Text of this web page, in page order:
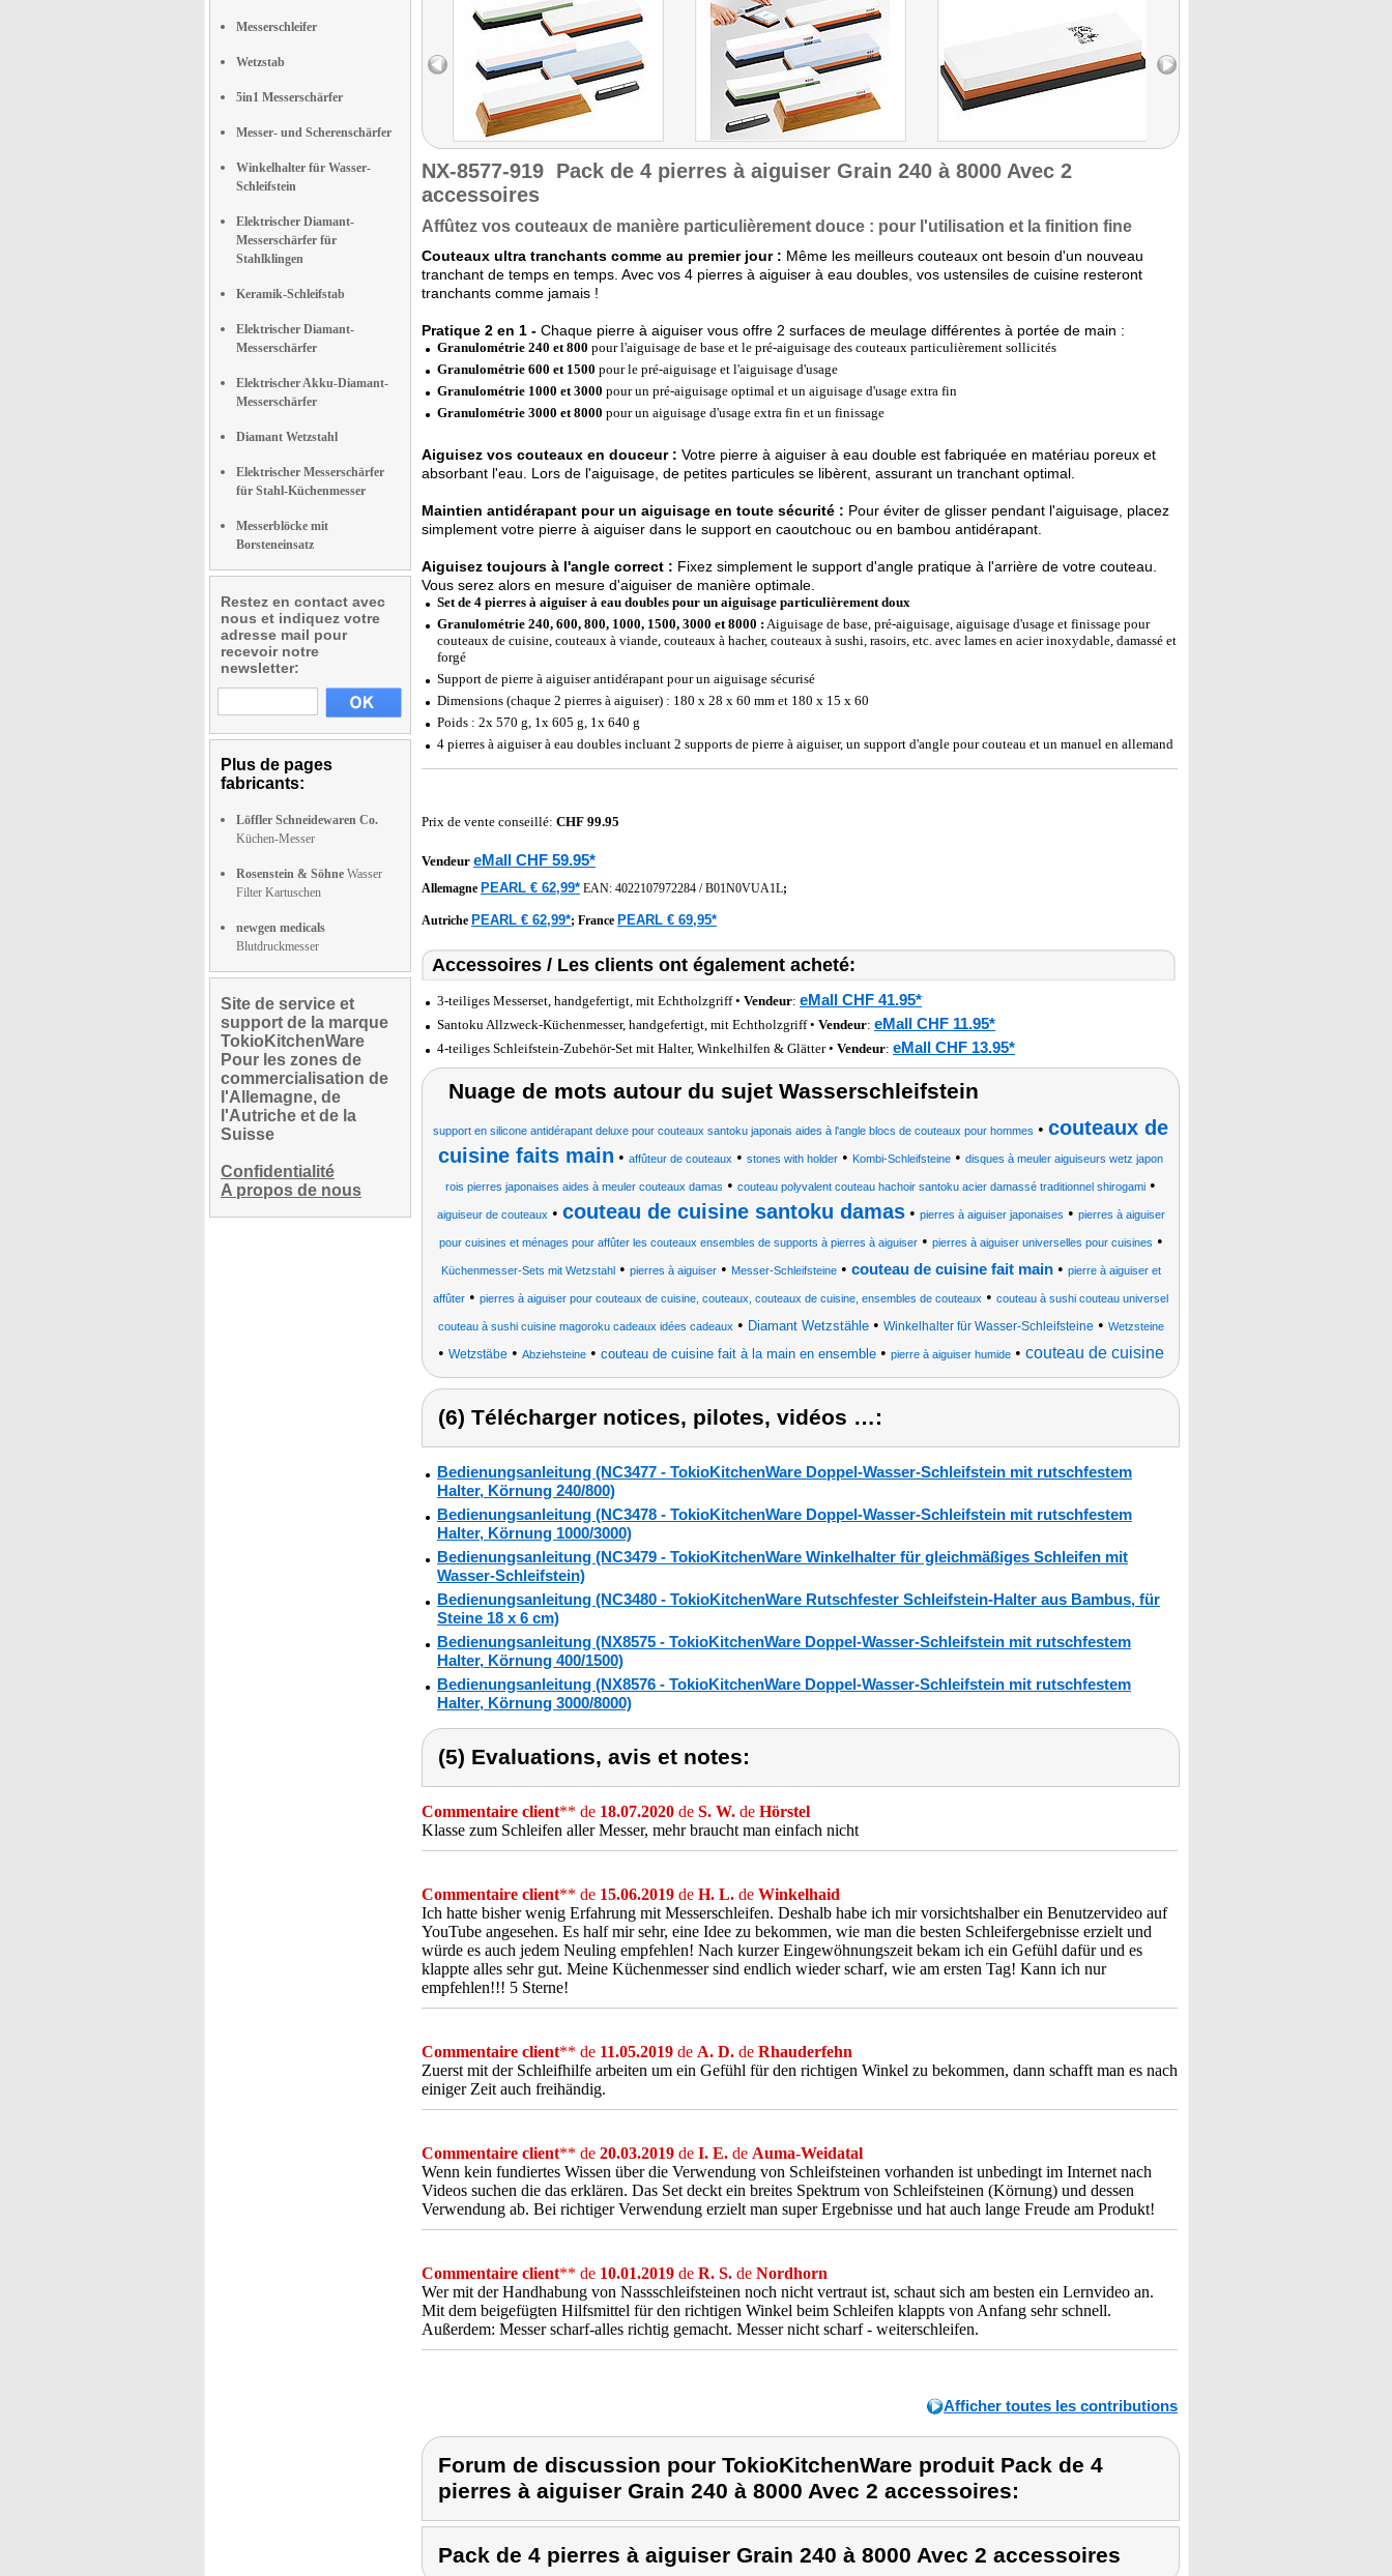
Messerschleifer
Wetzstab
5in1 Messerschärfer
Messer- und Scherenschärfer
Winkelhalter für Wasser-
Schleifstein
Elektrischer Diamant-
Messerschärfer für
Stahlklingen
Keramik-Schleifstab
Elektrischer Diamant-
Messerschärfer
Elektrischer Akku-Diamant-
Messerschärfer
Diamant Wetzstahl
Elektrischer Messerschärfer
für Stahl-Küchenmesser
Messerblöcke mit
Borsteneinsatz
Restez en contact avec
nous et indiquez votre
adresse mail pour
recevoir notre
newsletter:
Plus de pages
fabricants:
Löffler Schneidewaren Co.
Küchen-Messer
Rosenstein & Söhne Wasser
Filter Kartuschen
newgen medicals
Blutdruckmesser
Site de service et
support de la marque
TokioKitchenWare
Pour les zones de
commercialisation de
l'Allemagne, de
l'Autriche et de la
Suisse
Confidentialité
A propos de nous
NX-8577-919 Pack de 4 pierres à aiguiser Grain 240 à 8000 Avec 2
accessoires
Affûtez vos couteaux de manière particulièrement douce : pour l'utilisation et la finition fine
Couteaux ultra tranchants comme au premier jour : Même les meilleurs couteaux ont besoin d'un nouveau
tranchant de temps en temps. Avec vos 4 pierres à aiguiser à eau doubles, vos ustensiles de cuisine resteront
tranchants comme jamais !
Pratique 2 en 1 - Chaque pierre à aiguiser vous offre 2 surfaces de meulage différentes à portée de main :
Granulométrie 240 et 800 pour l'aiguisage de base et le pré-aiguisage des couteaux particulièrement sollicités
Granulométrie 600 et 1500 pour le pré-aiguisage et l'aiguisage d'usage
Granulométrie 1000 et 3000 pour un pré-aiguisage optimal et un aiguisage d'usage extra fin
Granulométrie 3000 et 8000 pour un aiguisage d'usage extra fin et un finissage
Aiguisez vos couteaux en douceur : Votre pierre à aiguiser à eau double est fabriquée en matériau poreux et
absorbant l'eau. Lors de l'aiguisage, de petites particules se libèrent, assurant un tranchant optimal.
Maintien antidérapant pour un aiguisage en toute sécurité : Pour éviter de glisser pendant l'aiguisage, placez
simplement votre pierre à aiguiser dans le support en caoutchouc ou en bambou antidérapant.
Aiguisez toujours à l'angle correct : Fixez simplement le support d'angle pratique à l'arrière de votre couteau.
Vous serez alors en mesure d'aiguiser de manière optimale.
Set de 4 pierres à aiguiser à eau doubles pour un aiguisage particulièrement doux
Granulométrie 240, 600, 800, 1000, 1500, 3000 et 8000 : Aiguisage de base, pré-aiguisage, aiguisage d'usage et finissage pour
couteaux de cuisine, couteaux à viande, couteaux à hacher, couteaux à sushi, rasoirs, etc. avec lames en acier inoxydable, damassé et
forgé
Support de pierre à aiguiser antidérapant pour un aiguisage sécurisé
Dimensions (chaque 2 pierres à aiguiser) : 180 x 28 x 60 mm et 180 x 15 x 60
Poids : 2x 570 g, 1x 605 g, 1x 640 g
4 pierres à aiguiser à eau doubles incluant 2 supports de pierre à aiguiser, un support d'angle pour couteau et un manuel en allemand
Prix de vente conseillé: CHF 99.95
Vendeur eMall CHF 59.95*
Allemagne PEARL € 62,99* EAN: 4022107972284 /B01N0VUA1L;
Autriche PEARL € 62,99*; France PEARL € 69,95*
Accessoires / Les clients ont également acheté:
3-teiliges Messerset, handgefertigt, mit Echtholzgriff • Vendeur: eMall CHF 41.95*
Santoku Allzweck-Küchenmesser, handgefertigt, mit Echtholzgriff • Vendeur: eMall CHF 11.95*
4-teiliges Schleifstein-Zubehör-Set mit Halter, Winkelhilfen & Glätter • Vendeur: eMall CHF 13.95*
Nuage de mots autour du sujet Wasserschleifstein
support en silicone antidérapant deluxe pour couteaux santoku japonais aides à l'angle blocs de couteaux pour hommes • couteaux de
cuisine faits main • affûteur de couteaux • stones with holder • Kombi-Schleifsteine • disques à meuler aiguiseurs wetz japon
rois pierres japonaises aides à meuler couteaux damas • couteau polyvalent couteau hachoir santoku acier damassé traditionnel shirogami •
aiguiseur de couteaux • couteau de cuisine santoku damas• pierres à aiguiser japonaises • pierres à aiguiser
pour cuisines et ménages pour affûter les couteaux ensembles de supports à pierres à aiguiser• pierres à aiguiser universelles pour cuisines •
Küchenmesser-Sets mit Wetzstahl• pierres à aiguiser• Messer-Schleifsteine• couteau de cuisine fait main• pierre à aiguiser et
affûter • pierres à aiguiser pour couteaux de cuisine, couteaux, couteaux de cuisine, ensembles de couteaux • couteau à sushi couteau universel
couteau à sushi cuisine magoroku cadeaux idées cadeaux • Diamant Wetzstähle• Winkelhalter für Wasser-Schleifsteine • Wetzsteine
• Wetzstäbe • Abziehsteine• couteau de cuisine fait à la main en ensemble• pierre à aiguiser humide• couteau de cuisine
(6) Télécharger notices, pilotes, vidéos …:
Bedienungsanleitung (NC3477 - TokioKitchenWare Doppel-Wasser-Schleifstein mit rutschfestem
Halter, Körnung 240/800)
Bedienungsanleitung (NC3478 - TokioKitchenWare Doppel-Wasser-Schleifstein mit rutschfestem
Halter, Körnung 1000/3000)
Bedienungsanleitung (NC3479 - TokioKitchenWare Winkelhalter für gleichmäßiges Schleifen mit
Wasser-Schleifstein)
Bedienungsanleitung (NC3480 - TokioKitchenWare Rutschfester Schleifstein-Halter aus Bambus, für
Steine 18 x 6 cm)
Bedienungsanleitung (NX8575 - TokioKitchenWare Doppel-Wasser-Schleifstein mit rutschfestem
Halter, Körnung 400/1500)
Bedienungsanleitung (NX8576 - TokioKitchenWare Doppel-Wasser-Schleifstein mit rutschfestem
Halter, Körnung 3000/8000)
(5) Evaluations, avis et notes:
Commentaire client** de 18.07.2020 de S. W. de Hörstel
Klasse zum Schleifen aller Messer, mehr braucht man einfach nicht
Commentaire client** de 15.06.2019 de H. L. de Winkelhaid
Ich hatte bisher wenig Erfahrung mit Messerschleifen. Deshalb habe ich mir vorsichtshalber ein Benutzervideo auf
YouTube angesehen. Es half mir sehr, eine Idee zu bekommen, wie man die besten Schleifergebnisse erzielt und
würde es auch jedem Neuling empfehlen! Nach kurzer Eingewöhnungszeit bekam ich ein Gefühl dafür und es
klappte alles sehr gut. Meine Küchenmesser sind endlich wieder scharf, wie am ersten Tag! Kann ich nur
empfehlen!!! 5 Sterne!
Commentaire client** de 11.05.2019 de A. D. de Rhauderfehn
Zuerst mit der Schleifhilfe arbeiten um ein Gefühl für den richtigen Winkel zu bekommen, dann schafft man es nach
einiger Zeit auch freihändig.
Commentaire client** de 20.03.2019 de I. E. de Auma-Weidatal
Wenn kein fundiertes Wissen über die Verwendung von Schleifsteinen vorhanden ist unbedingt im Internet nach
Videos suchen die das erklären. Das Set deckt ein breites Spektrum von Schleifsteinen (Körnung) und dessen
Verwendung ab. Bei richtiger Verwendung erzielt man super Ergebnisse und hat auch lange Freude am Produkt!
Commentaire client** de 10.01.2019 de R. S. de Nordhorn
Wer mit der Handhabung von Nassschleifsteinen noch nicht vertraut ist, schaut sich am besten ein Lernvideo an.
Mit dem beigefügten Hilfsmittel für den richtigen Winkel beim Schleifen klappts von Anfang sehr schnell.
Außerdem: Messer scharf-alles richtig gemacht. Messer nicht scharf - weiterschleifen.
Afficher toutes les contributions
Forum de discussion pour TokioKitchenWare produit Pack de 4
pierres à aiguiser Grain 240 à 8000 Avec 2 accessoires:
Pack de 4 pierres à aiguiser Grain 240 à 8000 Avec 2 accessoires